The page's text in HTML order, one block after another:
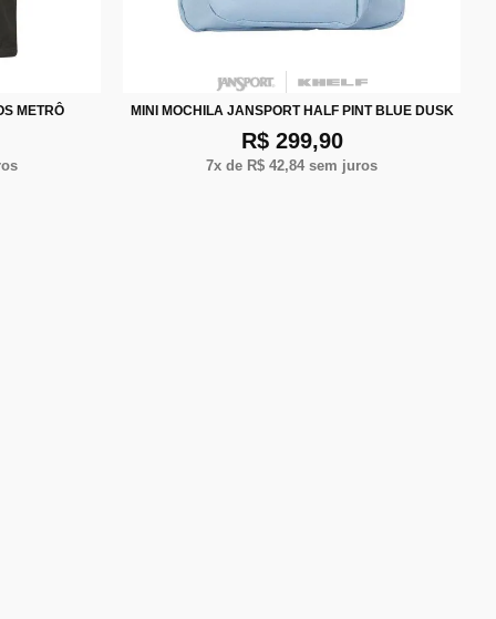
METRÔ MINI MOCHILA JANSPORT HALF PINT BLUE DUSK
R$ 299,90
7x de R$ 42,84 sem juros